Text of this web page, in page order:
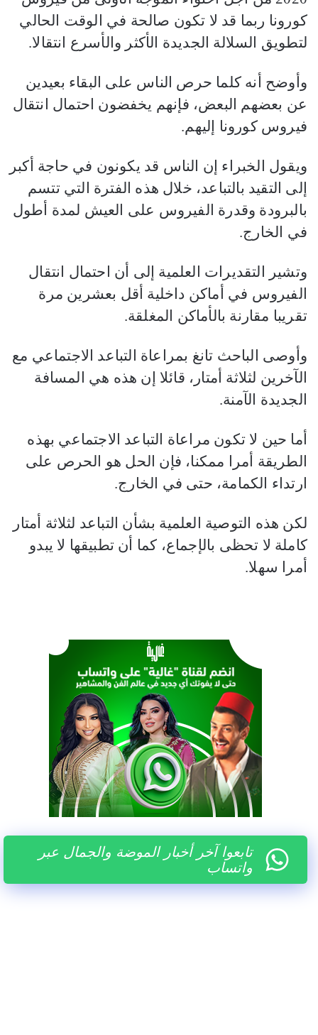
كورونا ربما قد لا تكون صالحة في الوقت الحالي
لتطويق السلالة الجديدة الأكثر والأسرع انتقالا.
وأوضح أنه كلما حرص الناس على البقاء بعيدين
عن بعضهم البعض، فإنهم يخفضون احتمال انتقال
فيروس كورونا إليهم.
ويقول الخبراء إن الناس قد يكونون في حاجة أكبر
إلى التقيد بالتباعد، خلال هذه الفترة التي تتسم
بالبرودة وقدرة الفيروس على العيش لمدة أطول
في الخارج.
وتشير التقديرات العلمية إلى أن احتمال انتقال
الفيروس في أماكن داخلية أقل بعشرين مرة
تقريبا مقارنة بالأماكن المغلقة.
وأوصى الباحث تانغ بمراعاة التباعد الاجتماعي مع
الآخرين لثلاثة أمتار، قائلا إن هذه هي المسافة
الجديدة الآمنة.
أما حين لا تكون مراعاة التباعد الاجتماعي بهذه
الطريقة أمرا ممكنا، فإن الحل هو الحرص على
ارتداء الكمامة، حتى في الخارج.
لكن هذه التوصية العلمية بشأن التباعد لثلاثة أمتار
كاملة لا تحظى بالإجماع، كما أن تطبيقها لا يبدو
أمرا سهلا.
تابعوا آخر أخبار الموضة والجمال عبر
واتساب